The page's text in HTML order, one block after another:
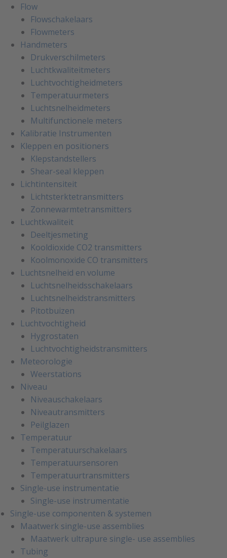
Flow
Flowschakelaars
Flowmeters
Handmeters
Drukverschilmeters
Luchtkwaliteitmeters
Luchtvochtigheidmeters
Temperatuurmeters
Luchtsnelheidmeters
Multifunctionele meters
Kalibratie Instrumenten
Kleppen en positioners
Klepstandstellers
Shear-seal kleppen
Lichtintensiteit
Lichtsterktetransmitters
Zonnewarmtetransmitters
Luchtkwaliteit
Deeltjesmeting
Kooldioxide CO2 transmitters
Koolmonoxide CO transmitters
Luchtsnelheid en volume
Luchtsnelheidsschakelaars
Luchtsnelheidstransmitters
Pitotbuizen
Luchtvochtigheid
Hygrostaten
Luchtvochtigheidstransmitters
Meteorologie
Weerstations
Niveau
Niveauschakelaars
Niveautransmitters
Peilglazen
Temperatuur
Temperatuurschakelaars
Temperatuursensoren
Temperatuurtransmitters
Single-use instrumentatie
Single-use instrumentatie
Single-use componenten & systemen
Maatwerk single-use assemblies
Maatwerk ultrapure single- use assemblies
Tubing